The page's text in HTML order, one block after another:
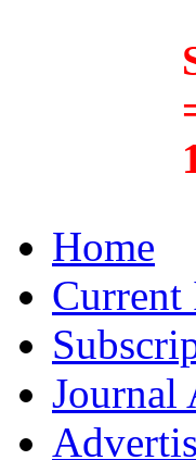
Home
Current
Journal